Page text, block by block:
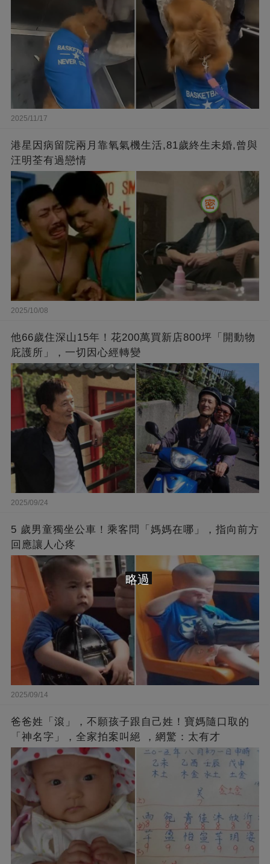
2025/11/17
港星因病留院兩月靠氧氣機生活,81歲終生未婚,曾與
汪明荃有過戀情
2025/10/08
他66歲住深山15年！花200萬買新店800坪「開動物
庇護所」，一切因心經轉變
2025/09/24
5 歲男童獨坐公車！乘客問「媽媽在哪」，指向前方
回應讓人心疼
2025/09/14
爸爸姓「滾」，不願孩子跟自己姓！寶媽隨口取的
「神名字」，全家拍案叫絕 ，網驚：太有才
略過